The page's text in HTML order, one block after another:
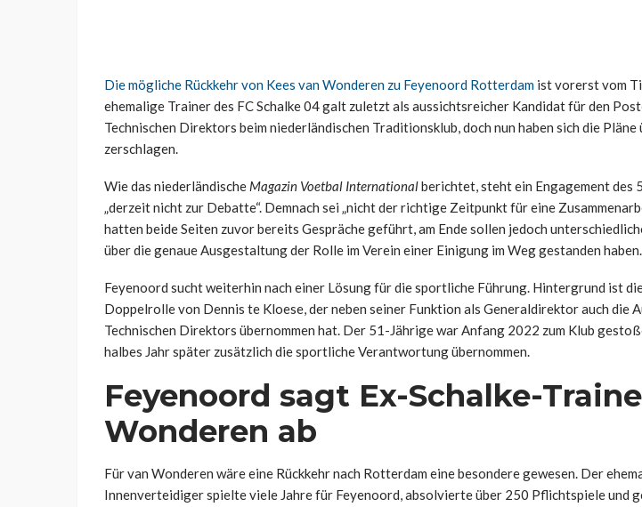
Die mögliche Rückkehr von Kees van Wonderen zu Feyenoord Rotterdam ist vorerst vom
ehemalige Trainer des FC Schalke 04 galt zuletzt als aussichtsreicher Kandidat für den
Technischen Direktors beim niederländischen Traditionsklub, doch nun haben sich die Pläne
zerschlagen.
Wie das niederländische Magazin Voetbal Internationalberichtet, steht ein Engagement des
„derzeit nicht zur Debatte“. Demnach sei „nicht der richtige Zeitpunkt für eine
hatten beide Seiten zuvor bereits Gespräche geführt, am Ende sollen jedoch
über die genaue Ausgestaltung der Rolle im Verein einer Einigung im Weg gestanden haben.
Feyenoord sucht weiterhin nach einer Lösung für die sportliche Führung. Hintergrund ist
Doppelrolle von Dennis te Kloese, der neben seiner Funktion als Generaldirektor auch die
Technischen Direktors übernommen hat. Der 51-Jährige war Anfang 2022 zum Klub
halbes Jahr später zusätzlich die sportliche Verantwortung übernommen.
Feyenoord sagt Ex-Schalke-
Wonderen ab
Für van Wonderen wäre eine Rückkehr nach Rotterdam eine besondere gewesen. Der
Innenverteidiger spielte viele Jahre für Feyenoord, absolvierte über 250 Pflichtspiele und